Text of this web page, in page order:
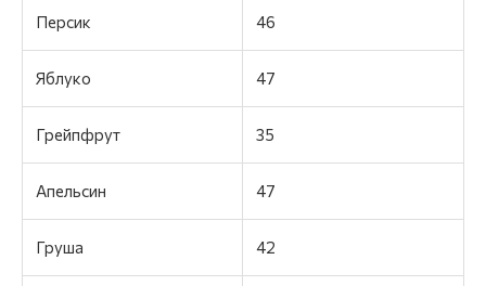
Персик 46
Яблуко 47
Грейпфрут 35
Апельсин 47
Груша 42